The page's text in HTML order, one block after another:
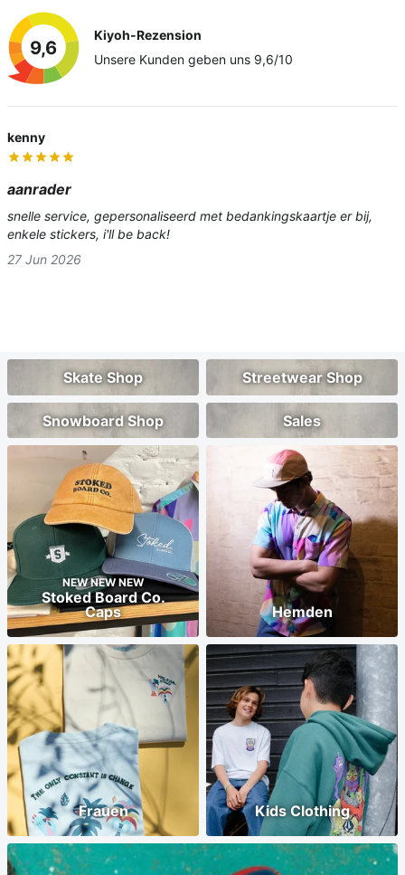
9,6
Kiyoh-Rezension
Unsere Kunden geben uns 9,6/10
kenny
aanrader
snelle service, gepersonaliseerd met bedankingskaartje er bij,
enkele stickers, i'll be back!
27 Jun 2026
Skate Shop Streetwear Shop
Snowboard Shop Sales
NEW NEW NEW
Stoked Board Co.
Caps
Hemden
Frauen Kids Clothing